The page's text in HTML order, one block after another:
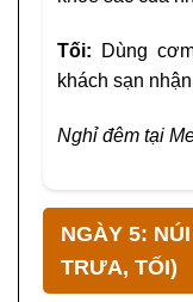
Tối:
Dùng
khách sạn
Nghỉ đêm tại
NGÀY 5:
TRƯA, TỐI)